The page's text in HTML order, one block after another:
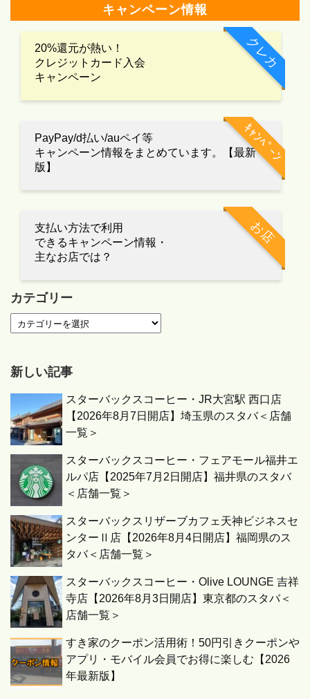
キャンペーン情報
クレカ
20%還元が熱い！
クレジットカード入会
キャンペーン
ｷｬﾝﾍﾟｰﾝ
PayPay/d払い/auペイ等
キャンペーン情報をまとめています。【最新
版】
お店
支払い方法で利用
できるキャンペーン情報・
主なお店では？
カテゴリー
新しい記事
スターバックスコーヒー・JR大宮駅 西口店
【2026年8月7日開店】埼玉県のスタバ＜店舗
一覧＞
スターバックスコーヒー・フェアモール福井エ
ルパ店【2025年7月2日開店】福井県のスタバ
＜店舗一覧＞
スターバックスリザーブカフェ天神ビジネスセ
ンターⅡ店【2026年8月4日開店】福岡県のス
タバ＜店舗一覧＞
スターバックスコーヒー・Olive LOUNGE 吉祥
寺店【2026年8月3日開店】東京都のスタバ＜
店舗一覧＞
すき家のクーポン活用術！50円引きクーポンや
アプリ・モバイル会員でお得に楽しむ【2026
年最新版】